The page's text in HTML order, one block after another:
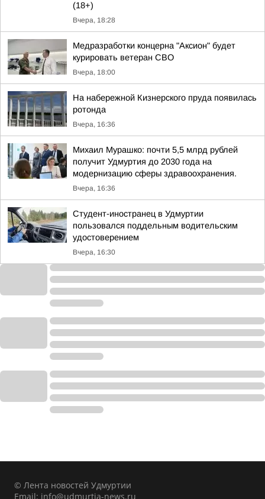
(18+)
Вчера, 18:28
Медразработки концерна "Аксион" будет
курировать ветеран СВО
Вчера, 18:00
На набережной Кизнерского пруда появилась
ротонда
Вчера, 16:36
Михаил Мурашко: почти 5,5 млрд рублей
получит Удмуртия до 2030 года на
модернизацию сферы здравоохранения.
Вчера, 16:36
Студент-иностранец в Удмуртии
пользовался поддельным водительским
удостоверением
Вчера, 16:30
© Лента новостей Удмуртии
Email: info@udmurtia-news.ru